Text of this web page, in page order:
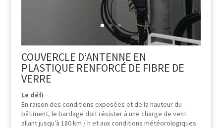
COUVERCLE D’ANTENNE EN
PLASTIQUE RENFORCÉ DE FIBRE DE
VERRE
Le défi
En raison des conditions exposées et de la hauteur du
bâtiment, le bardage doit résister à une charge de vent
allant jusqu’à 180 km / h et aux conditions météorologiques.